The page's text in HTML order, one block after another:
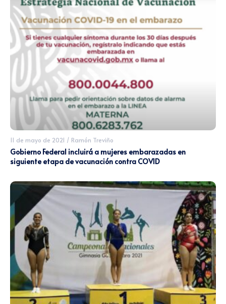
11 de mayo de 2021 / Ramón Treviño
Gobierno Federal incluirá a mujeres embarazadas en
siguiente etapa de vacunación contra COVID